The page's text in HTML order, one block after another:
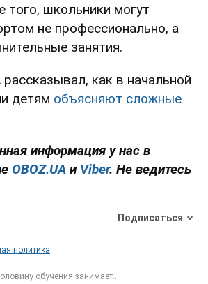
того, школьники могут
не профессионально, а
занятия.
рассказывал, как в начальной
детям объясняют сложные
информация у нас в
OBOZ.UA и Viber. Не ведитесь
Подписаться
политика
обучения занимает...